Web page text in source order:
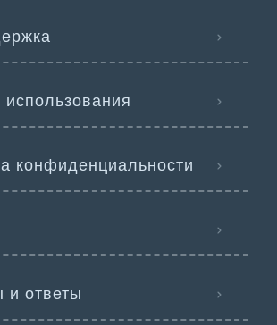
конфиденциальности
и ответы